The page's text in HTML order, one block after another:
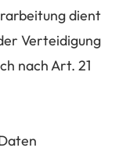
dient
Verteidigung
nach Art. 21